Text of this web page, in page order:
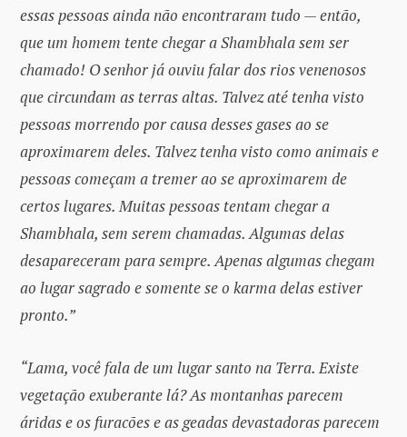
essas pessoas ainda não encontraram tudo — então,
que um homem tente chegar a Shambhala sem ser
chamado! O senhor já ouviu falar dos rios venenosos
que circundam as terras altas. Talvez até tenha visto
pessoas morrendo por causa desses gases ao se
aproximarem deles. Talvez tenha visto como animais e
pessoas começam a tremer ao se aproximarem de
certos lugares. Muitas pessoas tentam chegar a
Shambhala, sem serem chamadas. Algumas delas
desapareceram para sempre. Apenas algumas chegam
ao lugar sagrado e somente se o karma delas estiver
pronto.”
“Lama, você fala de um lugar santo na Terra. Existe
vegetação exuberante lá? As montanhas parecem
áridas e os furacões e as geadas devastadoras parecem